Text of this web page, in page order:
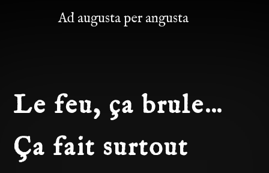
Ad augusta per angusta
Le feu, ça brule…
Ça fait surtout